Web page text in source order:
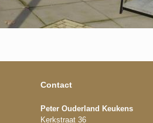
Contact
Peter Ouderland Keukens
Kerkstraat 36